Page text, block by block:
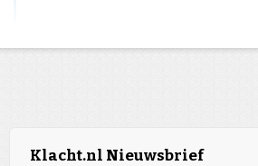
Klacht.nl Nieuwsbrief